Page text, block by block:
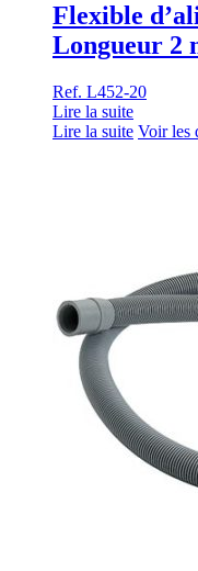
Flexible
Longueur 2
Ref. L452-20
Lire la suite
Lire la suite Voir les